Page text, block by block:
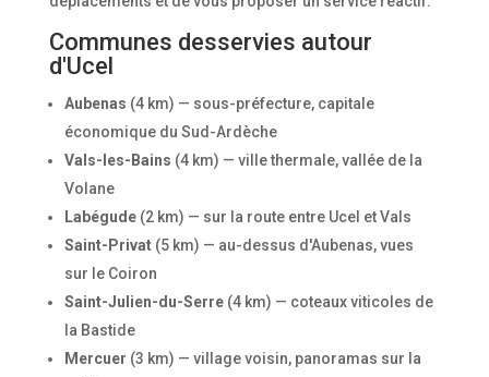
Communes desservies autour
d'Ucel
Aubenas (4 km) — sous-préfecture, capitale
économique du Sud-Ardèche
Vals-les-Bains (4 km) — ville thermale, vallée de la
Volane
Labégude(2 km) — sur la route entre Ucel et Vals
Saint-Privat(5 km) — au-dessus d'Aubenas, vues
sur le Coiron
Saint-Julien-du-Serre(4 km) — coteaux viticoles de
la Bastide
Mercuer (3 km) — village voisin, panoramas sur la